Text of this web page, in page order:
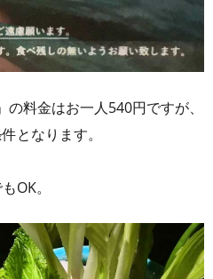
の料金はお一人540円ですが、
となります。
OK。